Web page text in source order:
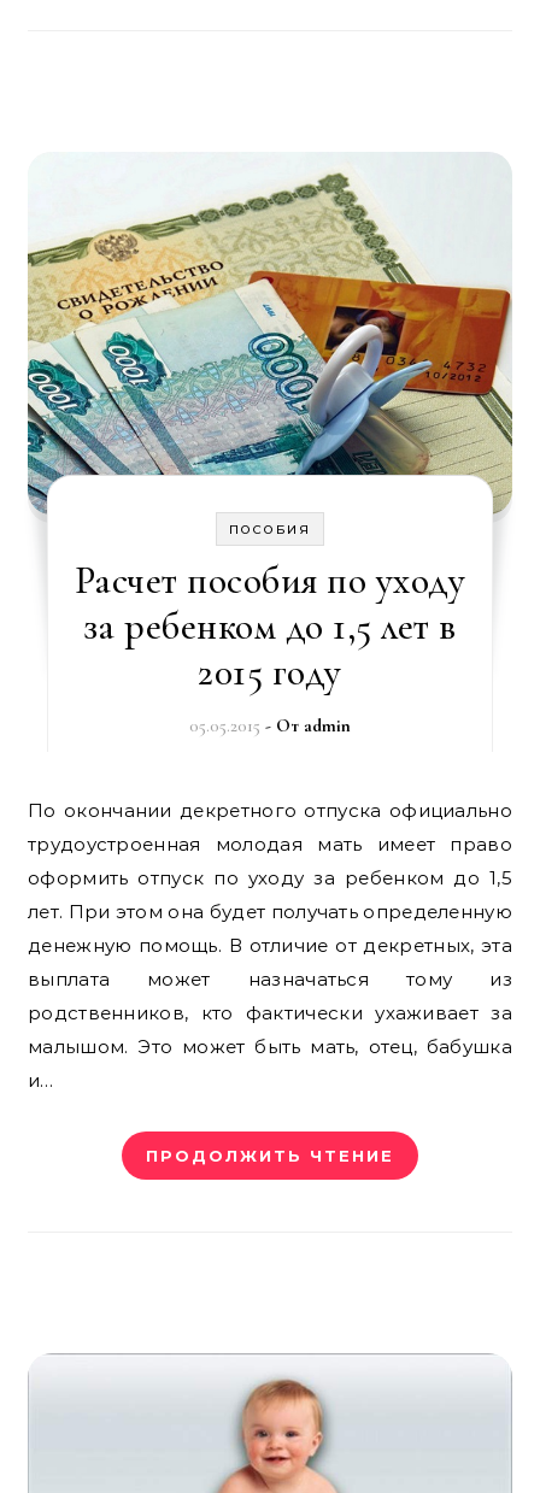
ПОСОБИЯ
Расчет пособия по уходу
за ребенком до 1,5 лет в
2015 году
05.05.2015 - От admin
По окончании декретного отпуска официально
трудоустроенная молодая мать имеет право
оформить отпуск по уходу за ребенком до 1,5
лет. При этом она будет получать определенную
денежную помощь. В отличие от декретных, эта
выплата может назначаться тому из
родственников, кто фактически ухаживает за
малышом. Это может быть мать, отец, бабушка
и…
ПРОДОЛЖИТЬ ЧТЕНИЕ